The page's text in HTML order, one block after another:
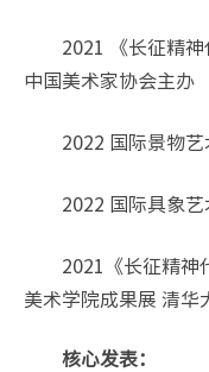
2021 《长征精
中国美术家协会主办
2022 国际景物
2022 国际具象
2021《长征精神
美术学院成果展 清华
核心发表：